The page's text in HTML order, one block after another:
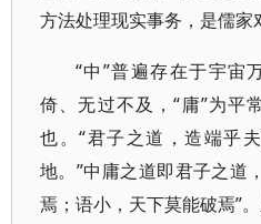
方法处理现实事务，是儒家
“中”普遍存在于宇宙
倚、无过不及，“庸”为平
也。“君子之道，造端乎
地。”中庸之道即君子之道
焉；语小，天下莫能破焉”